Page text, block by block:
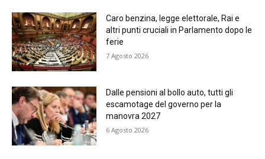
Caro benzina, legge elettorale, Rai e
altri punti cruciali in Parlamento dopo le
ferie
7 Agosto 2026
Dalle pensioni al bollo auto, tutti gli
escamotage del governo per la
manovra 2027
6 Agosto 2026